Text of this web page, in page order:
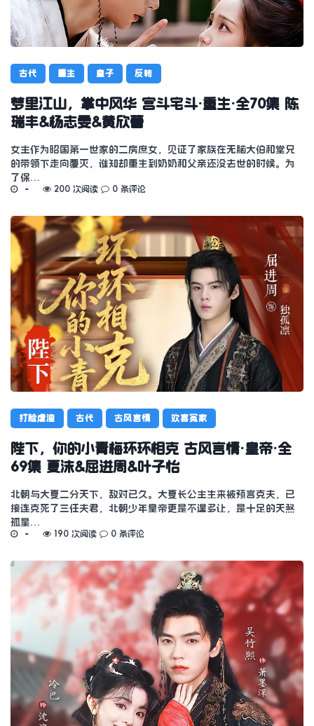
古代 重生 皇子 反转
梦里江山，掌中风华 宫斗宅斗·重生·全70集 陈
瑞丰&杨志雯&黄欣蕾
女主作为昭国第一世家的二房庶女，见证了家族在无脑大伯和堂兄
的带领下走向覆灭，谁知却重生到奶奶和父亲还没去世的时候。为
了保…
200 次阅读 0 条评论
打脸虐渣 古代 古风言情 欢喜冤家
陛下，你的小青梅环环相克 古风言情·皇帝·全
69集 夏沫&屈进周&叶子怡
北朝与大夏二分天下，敌对已久。大夏长公主生来被预言克夫，已
接连克死了三任夫君，北朝少年皇帝更是不遑多让，是十足的天煞
孤星…
190 次阅读 0 条评论